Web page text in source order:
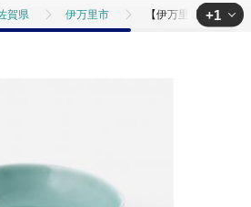
賀県 伊万里市 【伊万里焼】青磁
+1